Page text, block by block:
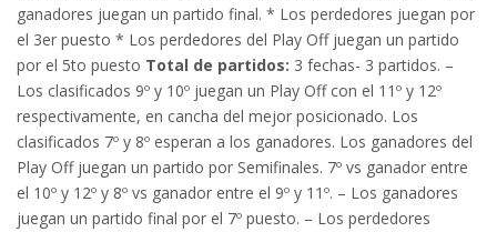
ganadores juegan un partido final. * Los perdedores juegan por
el 3er puesto * Los perdedores del Play Off juegan un partido
por el 5to puesto Total de partidos: 3 fechas- 3 partidos. –
Los clasificados 9º y 10º juegan un Play Off con el 11º y 12º
respectivamente, en cancha del mejor posicionado. Los
clasificados 7º y 8º esperan a los ganadores. Los ganadores del
Play Off juegan un partido por Semifinales. 7º vs ganador entre
el 10º y 12º y 8º vs ganador entre el 9º y 11º. – Los ganadores
juegan un partido final por el 7º puesto. – Los perdedores